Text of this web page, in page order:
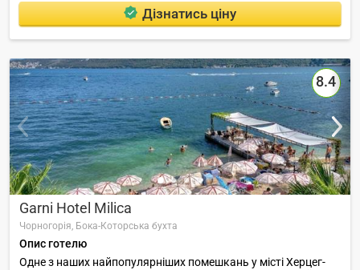
Дізнатись ціну
8.4
Garni Hotel Milica
Чорногорія, Бока-Которська бухта
Опис готелю
Одне з наших найпопулярніших помешкань у місті Херцег-